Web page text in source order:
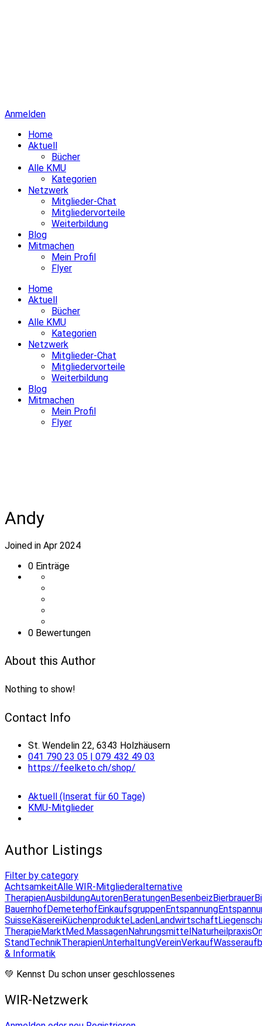
Anmelden
Home
Aktuell
Bücher
Alle KMU
Kategorien
Netzwerk
Mitglieder-Chat
Mitgliedervorteile
Weiterbildung
Blog
Mitmachen
Mein Profil
Flyer
Home
Aktuell
Bücher
Alle KMU
Kategorien
Netzwerk
Mitglieder-Chat
Mitgliedervorteile
Weiterbildung
Blog
Mitmachen
Mein Profil
Flyer
Andy
Joined in Apr 2024
0 Einträge
0 Bewertungen
About this Author
Nothing to show!
Contact Info
St. Wendelin 22, 6343 Holzhäusern
041 790 23 05 | 079 432 49 03
https://feelketo.ch/shop/
Aktuell (Inserat für 60 Tage)
KMU-Mitglieder
Author Listings
Filter by category
AchtsamkeitAlle WIR-Mitgliederalternative
TherapienAusbildungAutorenBeratungenBesenbeizBierbrauer
BauernhofDemeterhofEinkaufsgruppenEntspannung
SuisseKäsereiKüchenprodukteLadenLandwirtschaft
TherapieMarktMed.MassagenNahrungsmittelNaturheilpraxis
StandTechnikTherapienUnterhaltungVereinVerkauf
& Informatik
💚 Kennst Du schon unser geschlossenes
WIR-Netzwerk